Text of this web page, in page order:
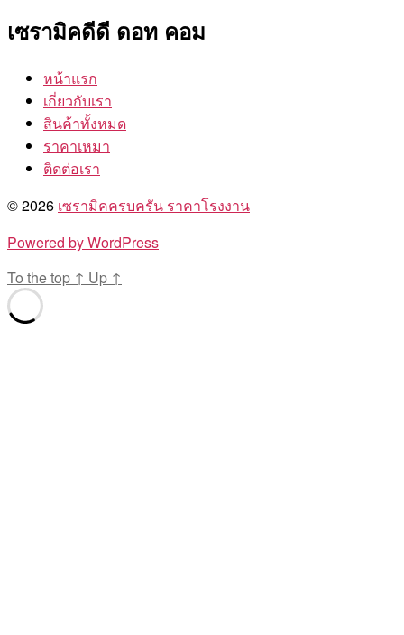
เซรามิคดีดี ดอท คอม
หน้าแรก
เกี่ยวกับเรา
สินค้าทั้งหมด
ราคาเหมา
ติดต่อเรา
© 2026 เซรามิคครบครัน ราคาโรงงาน
Powered by WordPress
To the top ↑ Up ↑